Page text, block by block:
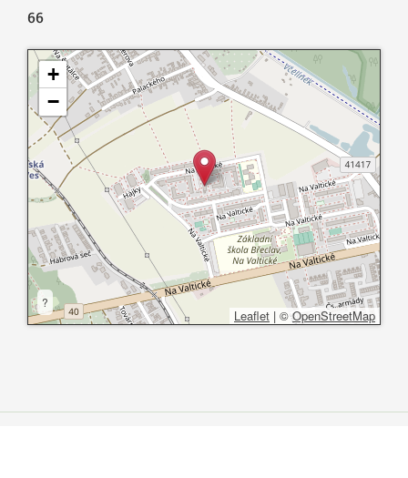
66
+
−
?
Leaflet | ©OpenStreetMap